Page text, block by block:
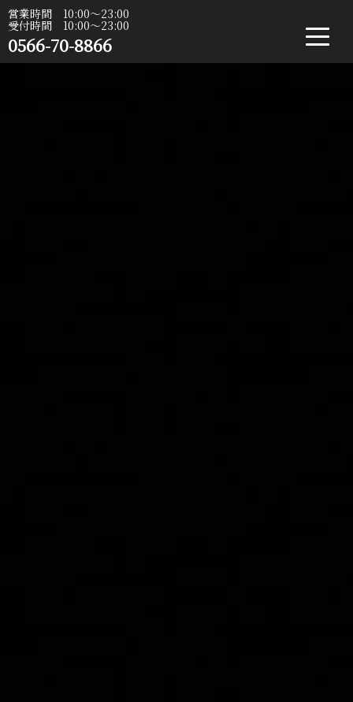
営業時間 10:00〜23:00
受付時間 10:00〜23:00
0566-70-8866